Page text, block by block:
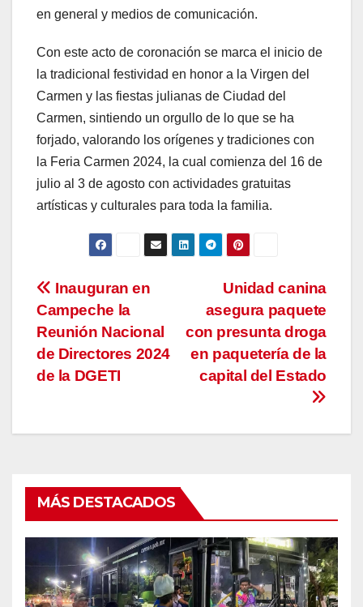
en general y medios de comunicación.
Con este acto de coronación se marca el inicio de
la tradicional festividad en honor a la Virgen del
Carmen y las fiestas julianas de Ciudad del
Carmen, sintiendo un orgullo de lo que se ha
forjado, valorando los orígenes y tradiciones con
la Feria Carmen 2024, la cual comienza del 16 de
julio al 3 de agosto con actividades gratuitas
artísticas y culturales para toda la familia.
Navegación
de
entradas
Unidad canina
asegura paquete
con presunta droga
en paquetería de la
capital del Estado
Inauguran en
Campeche la
Reunión Nacional
de Directores 2024
de la DGETI
MÁS DESTACADOS